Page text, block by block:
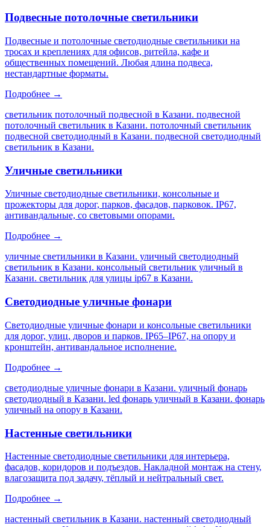
Подвесные потолочные светильники
Подвесные и потолочные светодиодные светильники на
тросах и креплениях для офисов, ритейла, кафе и
общественных помещений. Любая длина подвеса,
нестандартные форматы.
Подробнее →
светильник потолочный подвесной в Казани. подвесной
потолочный светильник в Казани. потолочный светильник
подвесной светодиодный в Казани. подвесной светодиодный
светильник в Казани.
Уличные светильники
Уличные светодиодные светильники, консольные и
прожекторы для дорог, парков, фасадов, парковок. IP67,
антивандальные, со световыми опорами.
Подробнее →
уличные светильники в Казани. уличный светодиодный
светильник в Казани. консольный светильник уличный в
Казани. светильник для улицы ip67 в Казани.
Светодиодные уличные фонари
Светодиодные уличные фонари и консольные светильники
для дорог, улиц, дворов и парков. IP65–IP67, на опору и
кронштейн, антивандальное исполнение.
Подробнее →
светодиодные уличные фонари в Казани. уличный фонарь
светодиодный в Казани. led фонарь уличный в Казани. фонарь
уличный на опору в Казани.
Настенные светильники
Настенные светодиодные светильники для интерьера,
фасадов, коридоров и подъездов. Накладной монтаж на стену,
влагозащита под задачу, тёплый и нейтральный свет.
Подробнее →
настенный светильник в Казани. настенный светодиодный